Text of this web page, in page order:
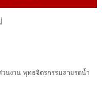
วนงาน พุทธจิตรกรรมลายรดน้ำ